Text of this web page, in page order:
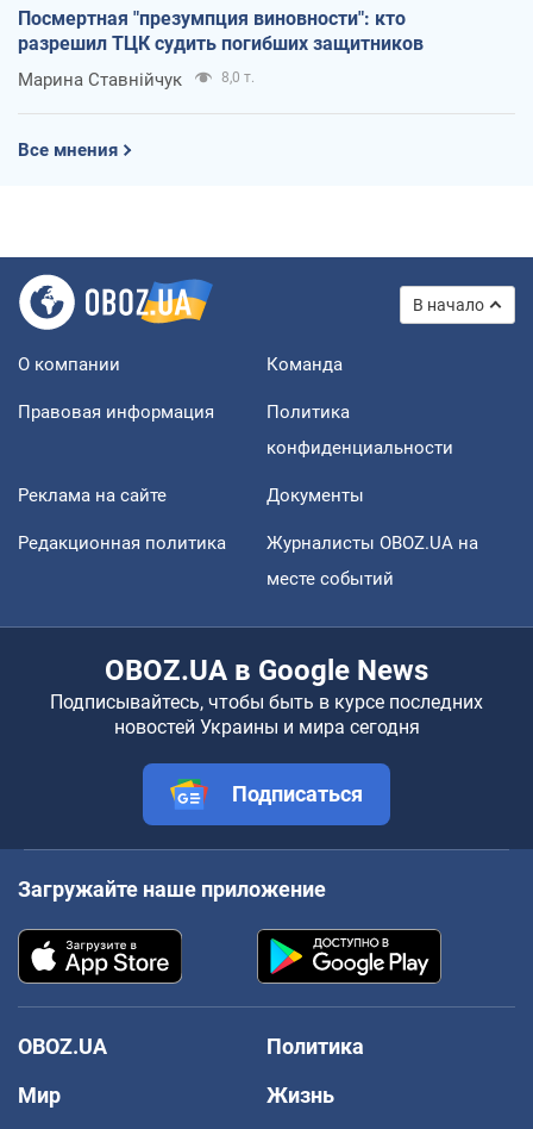
Посмертная "презумпция виновности": кто
разрешил ТЦК судить погибших защитников
Марина Ставнійчук 8,0 т.
Все мнения
В начало
О компании Команда
Правовая информация
Политика
конфиденциальности
Реклама на сайте Документы
Редакционная политика
Журналисты OBOZ.UA на
месте событий
OBOZ.UA в Google News
Подписывайтесь, чтобы быть в курсе последних
новостей Украины и мира сегодня
Подписаться
Загружайте наше приложение
OBOZ.UA
Политика
Мир
Жизнь